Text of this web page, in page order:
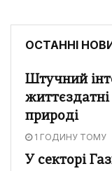
ОСТАННІ
Штучний
життєздатні
природі
1 ГОДИНУ ТОМУ
У секторі